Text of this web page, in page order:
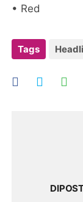
• Red
Tags